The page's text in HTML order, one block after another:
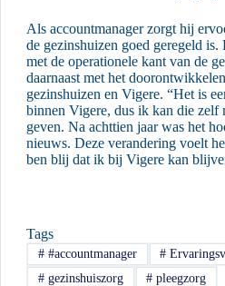
Als accountmanager zorgt hij
de gezinshuizen goed geregeld
met de operationele kant van de
daarnaast met het
gezinshuizen en Vigere. “Het is
binnen Vigere, dus ik kan die zelf
geven. Na achttien jaar was het
nieuws. Deze verandering voelt
ben blij dat ik bij Vigere kan
Tags
##accountmanager #
#gezinshuiszorg # pleegzorg